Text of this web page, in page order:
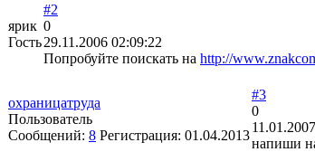
ярик
Гость
#2
0
29.11.2006 02:09:22
Попробуйте поискать на http://
охраницатруда
Пользователь
Сообщений: 8 Регистрация: 01.04.2013
#3
0
напиши